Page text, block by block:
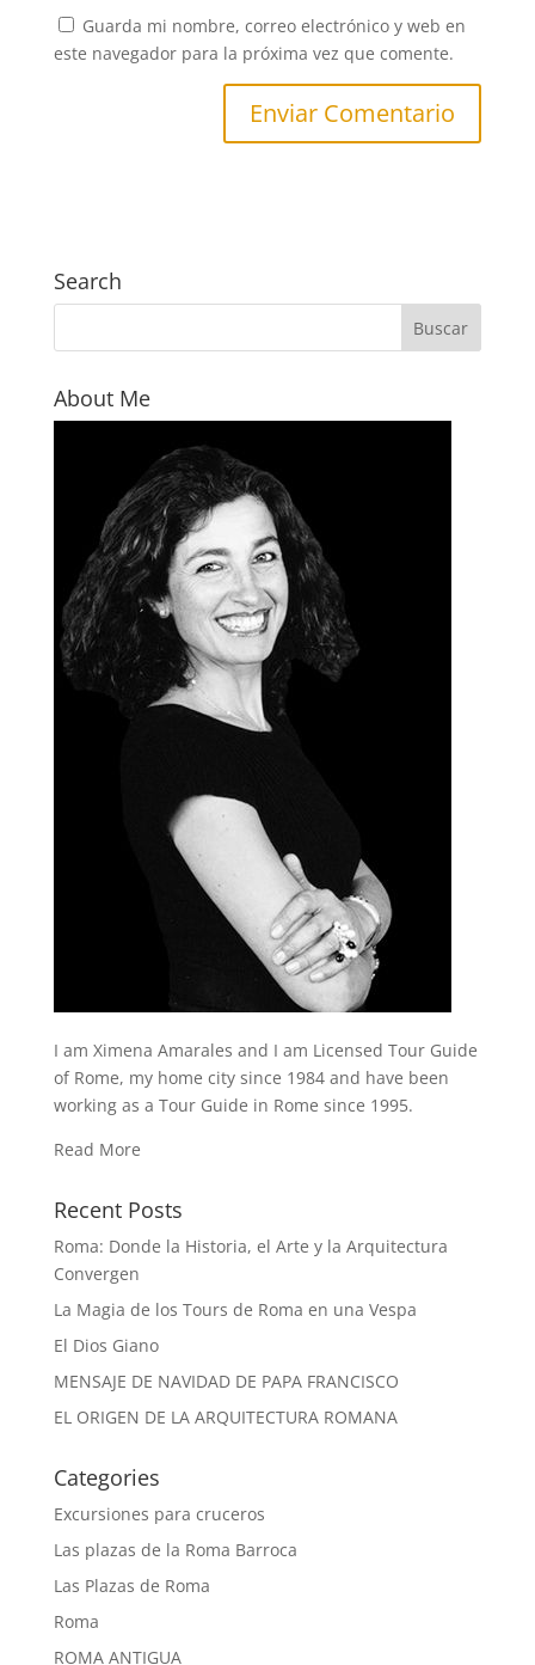
Guarda mi nombre, correo electrónico y web en
este navegador para la próxima vez que comente.
Search
About Me
I am Ximena Amarales and I am Licensed Tour Guide
of Rome, my home city since 1984 and have been
working as a Tour Guide in Rome since 1995.
Read More
Recent Posts
Roma: Donde la Historia, el Arte y la Arquitectura
Convergen
La Magia de los Tours de Roma en una Vespa
El Dios Giano
MENSAJE DE NAVIDAD DE PAPA FRANCISCO
EL ORIGEN DE LA ARQUITECTURA ROMANA
Categories
Excursiones para cruceros
Las plazas de la Roma Barroca
Las Plazas de Roma
Roma
ROMA ANTIGUA